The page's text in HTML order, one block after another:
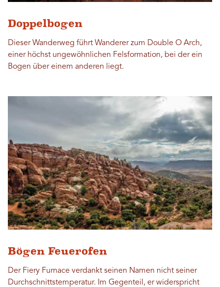
Doppelbogen
Dieser Wanderweg führt Wanderer zum Double O Arch,
einer höchst ungewöhnlichen Felsformation, bei der ein
Bogen über einem anderen liegt.
Bögen Feuerofen
Der Fiery Furnace verdankt seinen Namen nicht seiner
Durchschnittstemperatur. Im Gegenteil, er widerspricht